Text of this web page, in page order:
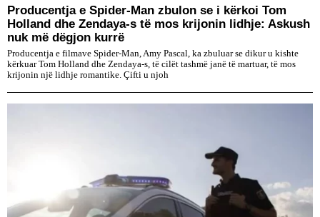
Producentja e Spider-Man zbulon se i kërkoi Tom
Holland dhe Zendaya-s të mos krijonin lidhje: Askush
nuk më dëgjon kurrë
Producentja e filmave Spider-Man, Amy Pascal, ka zbuluar se dikur u kishte
kërkuar Tom Holland dhe Zendaya-s, të cilët tashmë janë të martuar, të mos
krijonin një lidhje romantike. Çifti u njoh